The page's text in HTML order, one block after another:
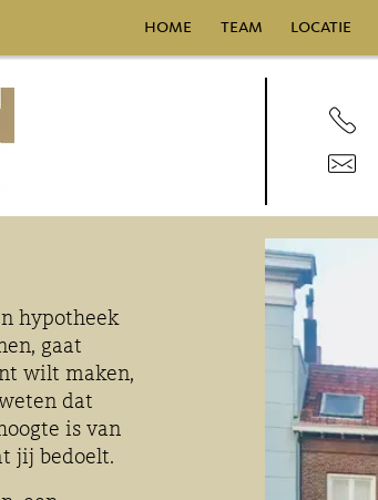
home team locatie
hypotheek
gaat
wilt maken,
dat
is van
jij bedoelt.